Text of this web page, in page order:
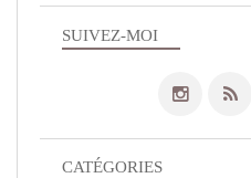
SUIVEZ-MOI
CATÉGORIES